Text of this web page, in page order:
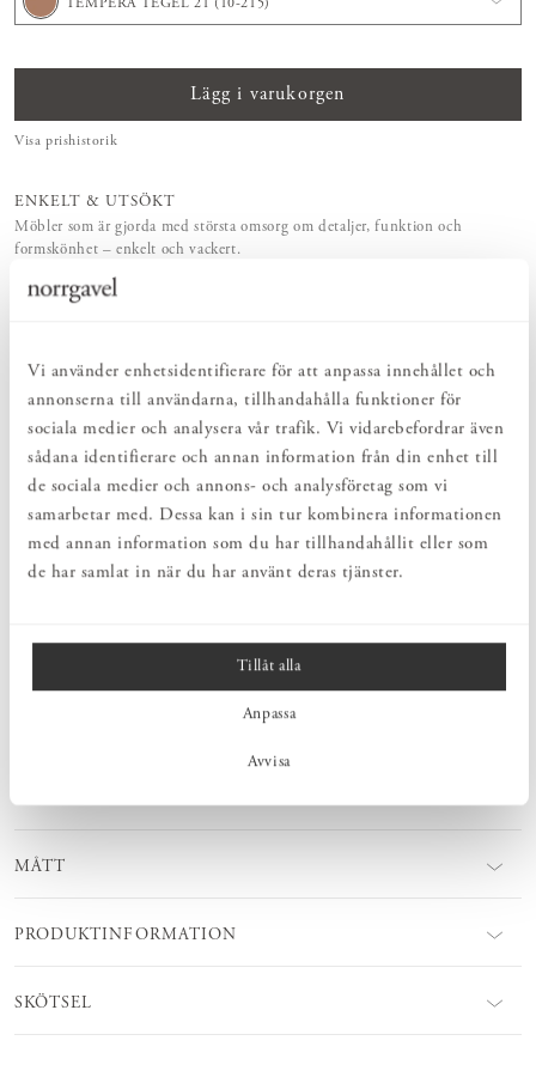
Vi använder enhetsidentifierare för att anpassa innehållet och
annonserna till användarna, tillhandahålla funktioner för
sociala medier och analysera vår trafik. Vi vidarebefordrar även
sådana identifierare och annan information från din enhet till
de sociala medier och annons- och analysföretag som vi
samarbetar med. Dessa kan i sin tur kombinera informationen
med annan information som du har tillhandahållit eller som
de har samlat in när du har använt deras tjänster.
Tillåt alla
Anpassa
Avvisa
TEMPERA TEGEL 21 (10-215)
Lägg i varukorgen
Visa prishistorik
ENKELT & UTSÖKT
Möbler som är gjorda med största omsorg om detaljer, funktion och
formskönhet – enkelt och vackert.
NATURLIGT & LÅNGSIKTIGT
Av rena naturmaterial som ingår i det naturliga kretsloppet och som skapats
Storlek, träslag och ytbehandling – utforma dina Norrgavelmöbler efter
funktion, rum och smak.
VI FINNS HÄR!
Vår kunniga butikspersonal och kundtjänst erbjuder personlig service –
före, under och efter ditt köp.
LIVSLÅNG KÄRLEK
Vi tillhandahåller möbelvårdsprodukter, reservdelar och möbelrenoveringar
– för livslång kärlek.
En bokhylla i modell mindre. En liten, nätt hylla för de utvalda
ytbehandlingar för att addera ett individuellt uttryck.
plats – oavsett i vilket rum den står.
MÅTT
PRODUKTINFORMATION
SKÖTSEL